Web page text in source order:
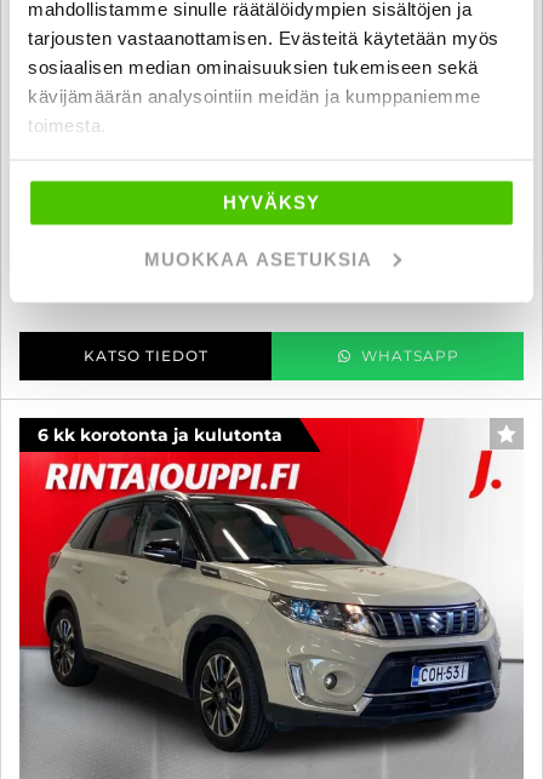
mahdollistamme sinulle räätälöidympien sisältöjen ja
tarjousten vastaanottamisen. Evästeitä käytetään myös
sosiaalisen median ominaisuuksien tukemiseen sekä
kävijämäärän analysointiin meidän ja kumppaniemme
toimesta.
HYVÄKSY
MUOKKAA ASETUKSIA
Suzuki Vitara
1,6 VVT 4WD GL+ 5MT - 6 kk korotonta ja kulutonta maksuaikaa! -
, Manuaali, Bensiini, 125 000 km
KATSO TIEDOT WHATSAPP
6 kk korotonta ja kulutonta